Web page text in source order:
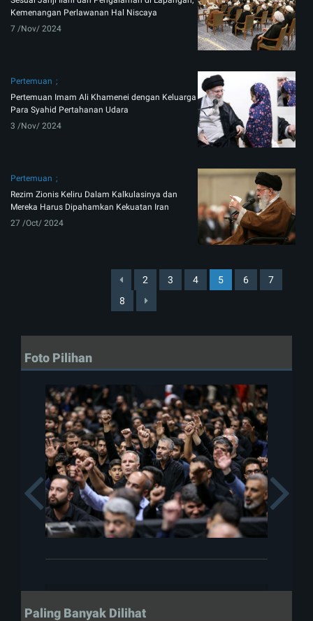
Kemenangan Perlawanan Hal Niscaya
7 /Nov/ 2024
Pertemuan
Pertemuan Imam Ali Khamenei dengan Keluarga
Para Syahid Pertahanan Udara
3 /Nov/ 2024
Pertemuan
Rezim Zionis Keliru Dalam Kalkulasinya dan
Mereka Harus Dipahamkan Kekuatan Iran
27 /Oct/ 2024
2 3 4 5 6
7
8
Foto Pilihan
Previous
Paling Banyak Dilihat